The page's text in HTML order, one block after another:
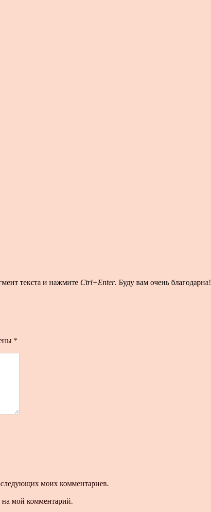
текста и нажмите Ctrl+Enter. Буду вам очень благодарна!
*
моих комментариев.
на мой комментарий.